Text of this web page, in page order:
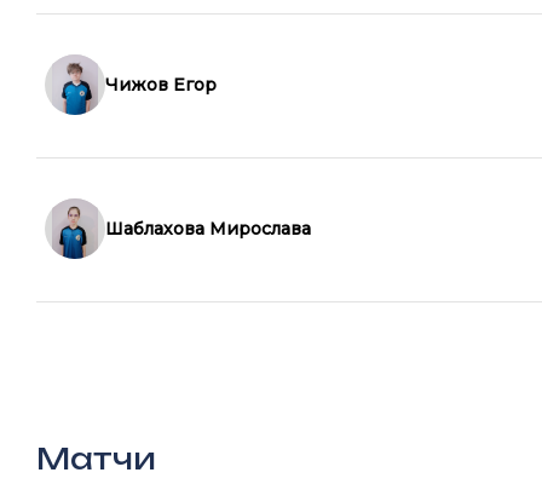
Чижов Егор
Шаблахова Мирослава
Матчи